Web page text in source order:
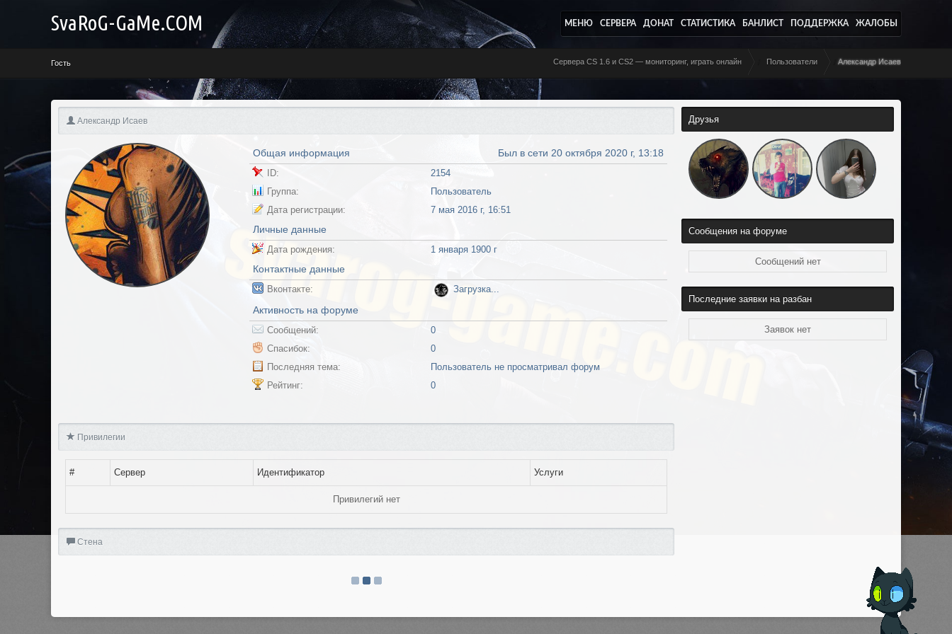
SvaRoG-GaMe.COM МЕНЮ СЕРВЕРА ДОНАТ СТАТИСТИКА БАНЛИСТ ПОДДЕРЖКА ЖАЛОБЫ
Профиль {value}
Гость Сервера CS 1.6 и CS2 — мониторинг, играть онлайн Пользователи Александр Исаев
Александр Исаев
Общая информация Был в сети 20 октября 2020 г, 13:18
ID:
2154
Группа:
Пользователь
Дата регистрации:
7 мая 2016 г, 16:51
Личные данные
Дата рождения: 1 января 1900 г
Контактные данные
Вконтакте: Загрузка...
Активность на форуме
Сообщений:
0
Спасибок:
0
Последняя тема:
Пользователь не просматривал форум
Рейтинг:
0
Привилегии
# Сервер Идентификатор Услуги
Привилегий нет
Стена
Друзья
Сообщения на форуме
Сообщений нет
Последние заявки на разбан
Заявок нет